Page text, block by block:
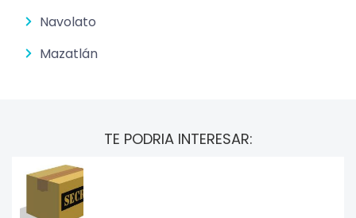
Navolato
Mazatlán
TE PODRIA INTERESAR: